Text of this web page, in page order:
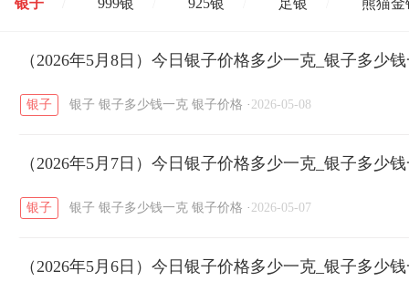
银子 999银 925银 足银 熊猫金
开国纪念币 大清银币 / 长城币 / 老
菜百 周生生 周大生
六福 / 金至尊 / 潮宏基 / 亚一金店
（2026年5月8日）今日银子价格多少一克_银子多少
银子 银子 银子多少钱一克 银子价格 · 2026-05-08
（2026年5月7日）今日银子价格多少一克_银子多少
银子 银子 银子多少钱一克 银子价格 · 2026-05-07
（2026年5月6日）今日银子价格多少一克_银子多少